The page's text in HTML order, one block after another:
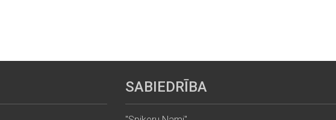
SABIEDRĪBA